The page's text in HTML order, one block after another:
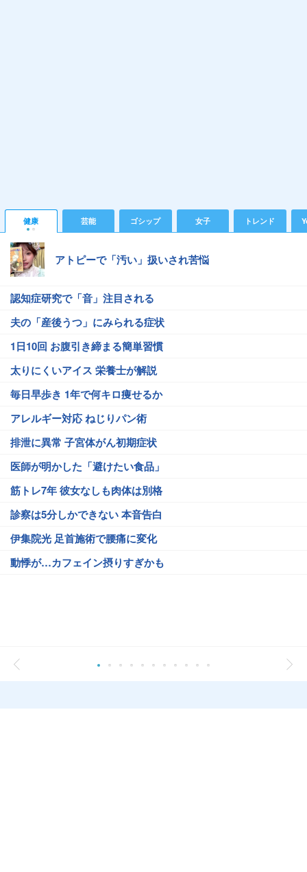
健康 芸能 ゴシップ 女子 トレンド
アトピーで「汚い」扱いされ苦悩
認知症研究で「音」注目される
夫の「産後うつ」にみられる症状
1日10回 お腹引き締まる簡単習慣
太りにくいアイス 栄養士が解説
毎日早歩き 1年で何キロ痩せるか
アレルギー対応 ねじりパン術
排泄に異常 子宮体がん初期症状
医師が明かした「避けたい食品」
筋トレ7年 彼女なしも肉体は別格
診察は5分しかできない 本音告白
伊集院光 足首施術で腰痛に変化
動悸が…カフェイン摂りすぎかも